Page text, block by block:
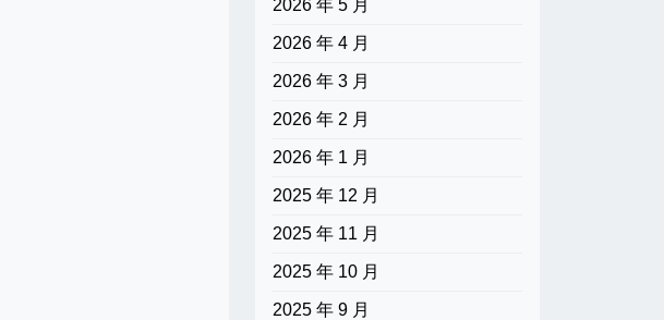
2026 年 5 月
2026 年 4 月
2026 年 3 月
2026 年 2 月
2026 年 1 月
2025 年 12 月
2025 年 11 月
2025 年 10 月
2025 年 9 月